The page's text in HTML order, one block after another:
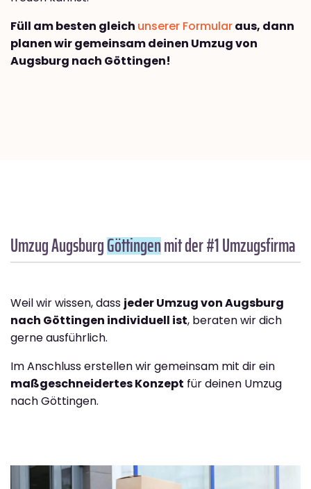
Füll am besten gleich unserer Formularaus, dann
planen wir gemeinsam deinen Umzug von
Augsburg nach Göttingen!
Umzug AugsburgGöttingenmit der #1 Umzugsfirma
Weil wir wissen, dass jeder Umzug von Augsburg
nach Göttingen individuell ist, beraten wir dich
gerne ausführlich.
Im Anschluss erstellen wir gemeinsam mit dir ein
maßgeschneidertes Konzept für deinen Umzug
nach Göttingen.